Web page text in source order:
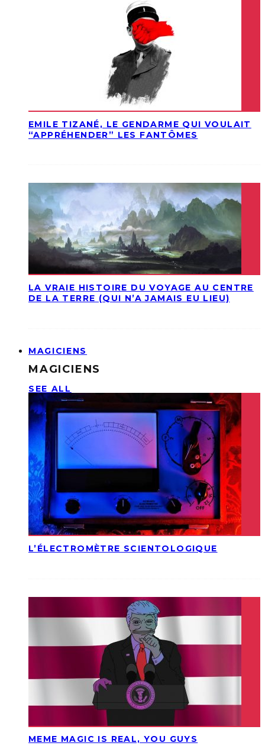
EMILE TIZANÉ, LE GENDARME QUI VOULAIT
“APPRÉHENDER” LES FANTÔMES
LA VRAIE HISTOIRE DU VOYAGE AU CENTRE
DE LA TERRE (QUI N’A JAMAIS EU LIEU)
MAGICIENS
MAGICIENS
SEE ALL
L’ÉLECTROMÈTRE SCIENTOLOGIQUE
MEME MAGIC IS REAL, YOU GUYS